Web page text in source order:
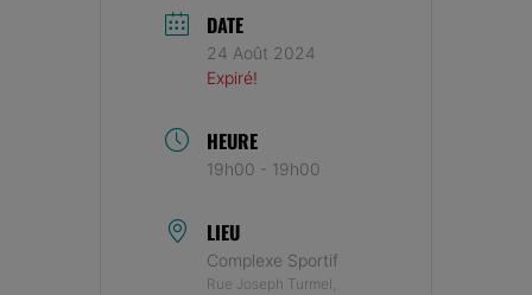
DATE
24 Août 2024
Expiré!
HEURE
19h00 - 19h00
LIEU
Complexe Sportif
Rue Joseph Turmel,